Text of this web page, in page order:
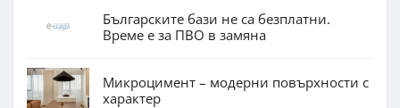
Българските бази не са безплатни.
Време е за ПВО в замяна
Микроцимент – модерни повърхности с
характер